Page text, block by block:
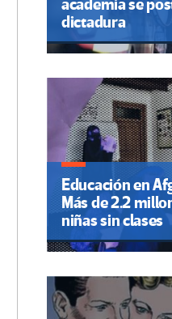
academia se
dictadura
Educación en
Más de 2.2
niñas sin clases